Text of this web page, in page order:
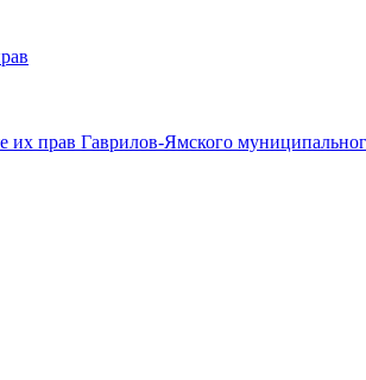
их прав Гаврилов-Ямского